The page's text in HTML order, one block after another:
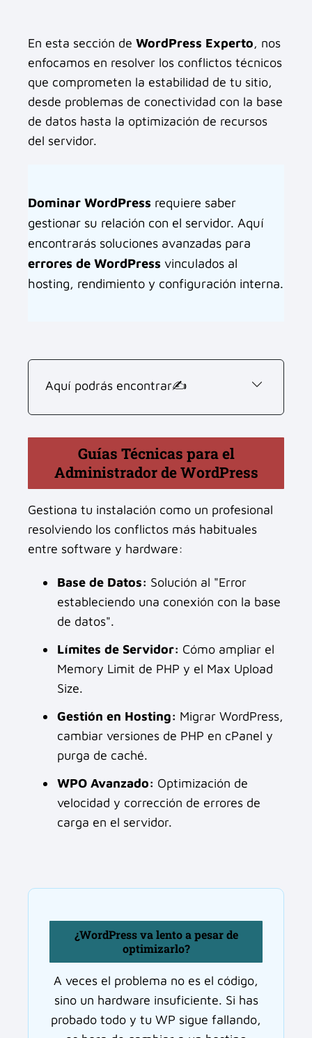
En esta sección de WordPress Experto, nos
enfocamos en resolver los conflictos técnicos
que comprometen la estabilidad de tu sitio,
desde problemas de conectividad con la base
de datos hasta la optimización de recursos
del servidor.
Dominar WordPress requiere saber
gestionar su relación con el servidor. Aquí
encontrarás soluciones avanzadas para
errores de WordPress vinculados al
hosting, rendimiento y configuración interna.
Aquí podrás encontrar✍
Guías Técnicas para el
Administrador de WordPress
Gestiona tu instalación como un profesional
resolviendo los conflictos más habituales
entre software y hardware:
Base de Datos: Solución al "Error
estableciendo una conexión con la base
de datos".
Límites de Servidor: Cómo ampliar el
Memory Limit de PHP y el Max Upload
Size.
Gestión en Hosting: Migrar WordPress,
cambiar versiones de PHP en cPanel y
purga de caché.
WPO Avanzado: Optimización de
velocidad y corrección de errores de
carga en el servidor.
¿WordPress va lento a pesar de
optimizarlo?
A veces el problema no es el código,
sino un hardware insuficiente. Si has
probado todo y tu WP sigue fallando,